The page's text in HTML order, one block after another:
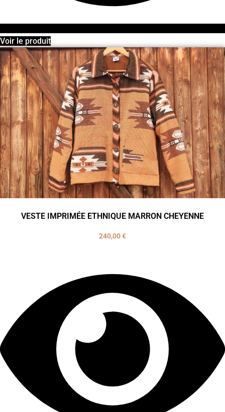
Voir le produit
VESTE IMPRIMÉE ETHNIQUE MARRON CHEYENNE
240,00€